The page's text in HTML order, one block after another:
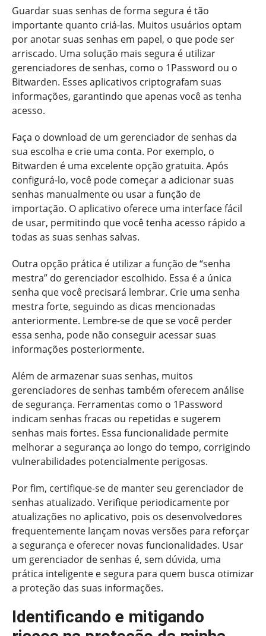
Guardar suas senhas de forma segura é tão
importante quanto criá-las. Muitos usuários optam
por anotar suas senhas em papel, o que pode ser
arriscado. Uma solução mais segura é utilizar
gerenciadores de senhas, como o 1Password ou o
Bitwarden. Esses aplicativos criptografam suas
informações, garantindo que apenas você as tenha
acesso.
Faça o download de um gerenciador de senhas da
sua escolha e crie uma conta. Por exemplo, o
Bitwarden é uma excelente opção gratuita. Após
configurá-lo, você pode começar a adicionar suas
senhas manualmente ou usar a função de
importação. O aplicativo oferece uma interface fácil
de usar, permitindo que você tenha acesso rápido a
todas as suas senhas salvas.
Outra opção prática é utilizar a função de “senha
mestra” do gerenciador escolhido. Essa é a única
senha que você precisará lembrar. Crie uma senha
mestra forte, seguindo as dicas mencionadas
anteriormente. Lembre-se de que se você perder
essa senha, pode não conseguir acessar suas
informações posteriormente.
Além de armazenar suas senhas, muitos
gerenciadores de senhas também oferecem análise
de segurança. Ferramentas como o 1Password
indicam senhas fracas ou repetidas e sugerem
senhas mais fortes. Essa funcionalidade permite
melhorar a segurança ao longo do tempo, corrigindo
vulnerabilidades potencialmente perigosas.
Por fim, certifique-se de manter seu gerenciador de
senhas atualizado. Verifique periodicamente por
atualizações no aplicativo, pois os desenvolvedores
frequentemente lançam novas versões para reforçar
a segurança e oferecer novas funcionalidades. Usar
um gerenciador de senhas é, sem dúvida, uma
prática inteligente e segura para quem busca otimizar
a proteção das suas informações.
Identificando e mitigando